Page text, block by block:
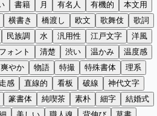
書籍 月 有名人 有機的
本文用
横書き 橋渡し 欧文 歌舞伎
歌詞
民族調 水 汎用性 江戸文字
洋風
ォント 清楚 渋い 温かみ
温度感
爽やか 物語 特撮 特殊書体
理系
感 直線的 看板 破線
神代文字
篆書体 純喫茶 素朴 細字
結婚式